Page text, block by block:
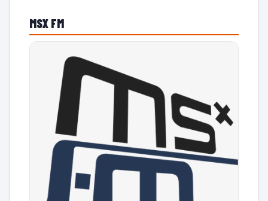
MSX FM